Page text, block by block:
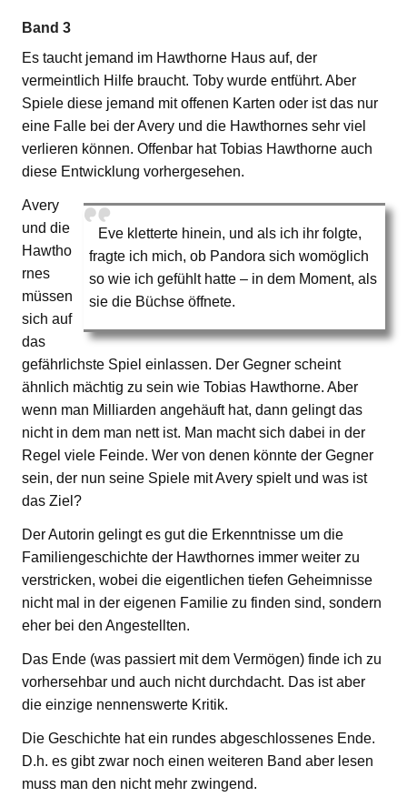
Band 3
Es taucht jemand im Hawthorne Haus auf, der
vermeintlich Hilfe braucht. Toby wurde entführt. Aber
Spiele diese jemand mit offenen Karten oder ist das nur
eine Falle bei der Avery und die Hawthornes sehr viel
verlieren können. Offenbar hat Tobias Hawthorne auch
diese Entwicklung vorhergesehen.
Eve kletterte hinein, und als ich ihr folgte,
fragte ich mich, ob Pandora sich womöglich
so wie ich gefühlt hatte – in dem Moment, als
sie die Büchse öffnete.
Avery
und die
Hawtho
rnes
müssen
sich auf
das
gefährlichste Spiel einlassen. Der Gegner scheint
ähnlich mächtig zu sein wie Tobias Hawthorne. Aber
wenn man Milliarden angehäuft hat, dann gelingt das
nicht in dem man nett ist. Man macht sich dabei in der
Regel viele Feinde. Wer von denen könnte der Gegner
sein, der nun seine Spiele mit Avery spielt und was ist
das Ziel?
Der Autorin gelingt es gut die Erkenntnisse um die
Familiengeschichte der Hawthornes immer weiter zu
verstricken, wobei die eigentlichen tiefen Geheimnisse
nicht mal in der eigenen Familie zu finden sind, sondern
eher bei den Angestellten.
Das Ende (was passiert mit dem Vermögen) finde ich zu
vorhersehbar und auch nicht durchdacht. Das ist aber
die einzige nennenswerte Kritik.
Die Geschichte hat ein rundes abgeschlossenes Ende.
D.h. es gibt zwar noch einen weiteren Band aber lesen
muss man den nicht mehr zwingend.